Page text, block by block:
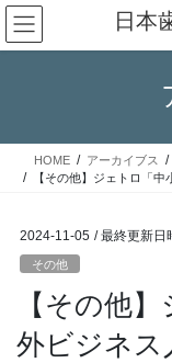
コ
ン
テ
ス
ナ
ビ
ゲ
ン
日本
HOME アーカイブス
【その他】ジェトロ「
2024-11-05 / 最終更新日
その他
【その他
外ビジネス